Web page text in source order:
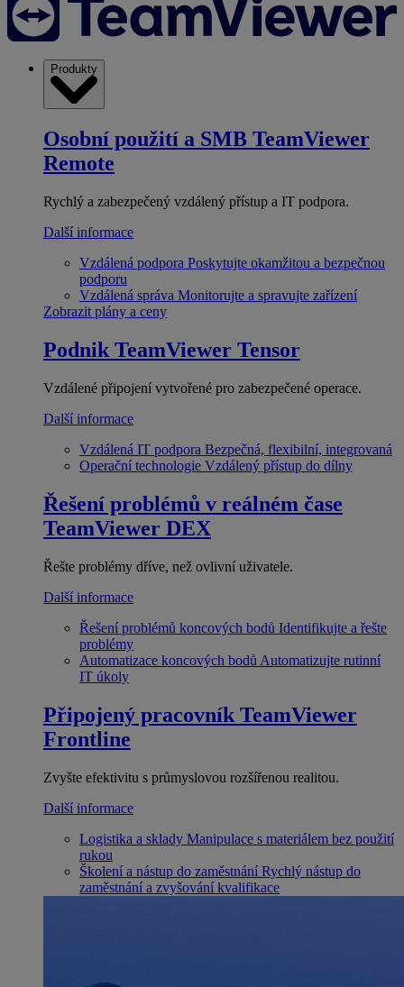
Produkty
Osobní použití a SMB TeamViewer
Remote
Rychlý a zabezpečený vzdálený přístup a IT podpora.
Další informace
Vzdálená podpora Poskytujte okamžitou a bezpečnou
podporu
Vzdálená správa Monitorujte a spravujte zařízení
Zobrazit plány a ceny
Podnik TeamViewer Tensor
Vzdálené připojení vytvořené pro zabezpečené operace.
Další informace
Vzdálená IT podpora Bezpečná, flexibilní, integrovaná
Operační technologie Vzdálený přístup do dílny
Řešení problémů v reálném čase
TeamViewer DEX
Řešte problémy dříve, než ovlivní uživatele.
Další informace
Řešení problémů koncových bodů Identifikujte a řešte
problémy
Automatizace koncových bodů Automatizujte rutinní
IT úkoly
Připojený pracovník TeamViewer
Frontline
Zvyšte efektivitu s průmyslovou rozšířenou realitou.
Další informace
Logistika a sklady Manipulace s materiálem bez použití
rukou
Školení a nástup do zaměstnání Rychlý nástup do
zaměstnání a zvyšování kvalifikace